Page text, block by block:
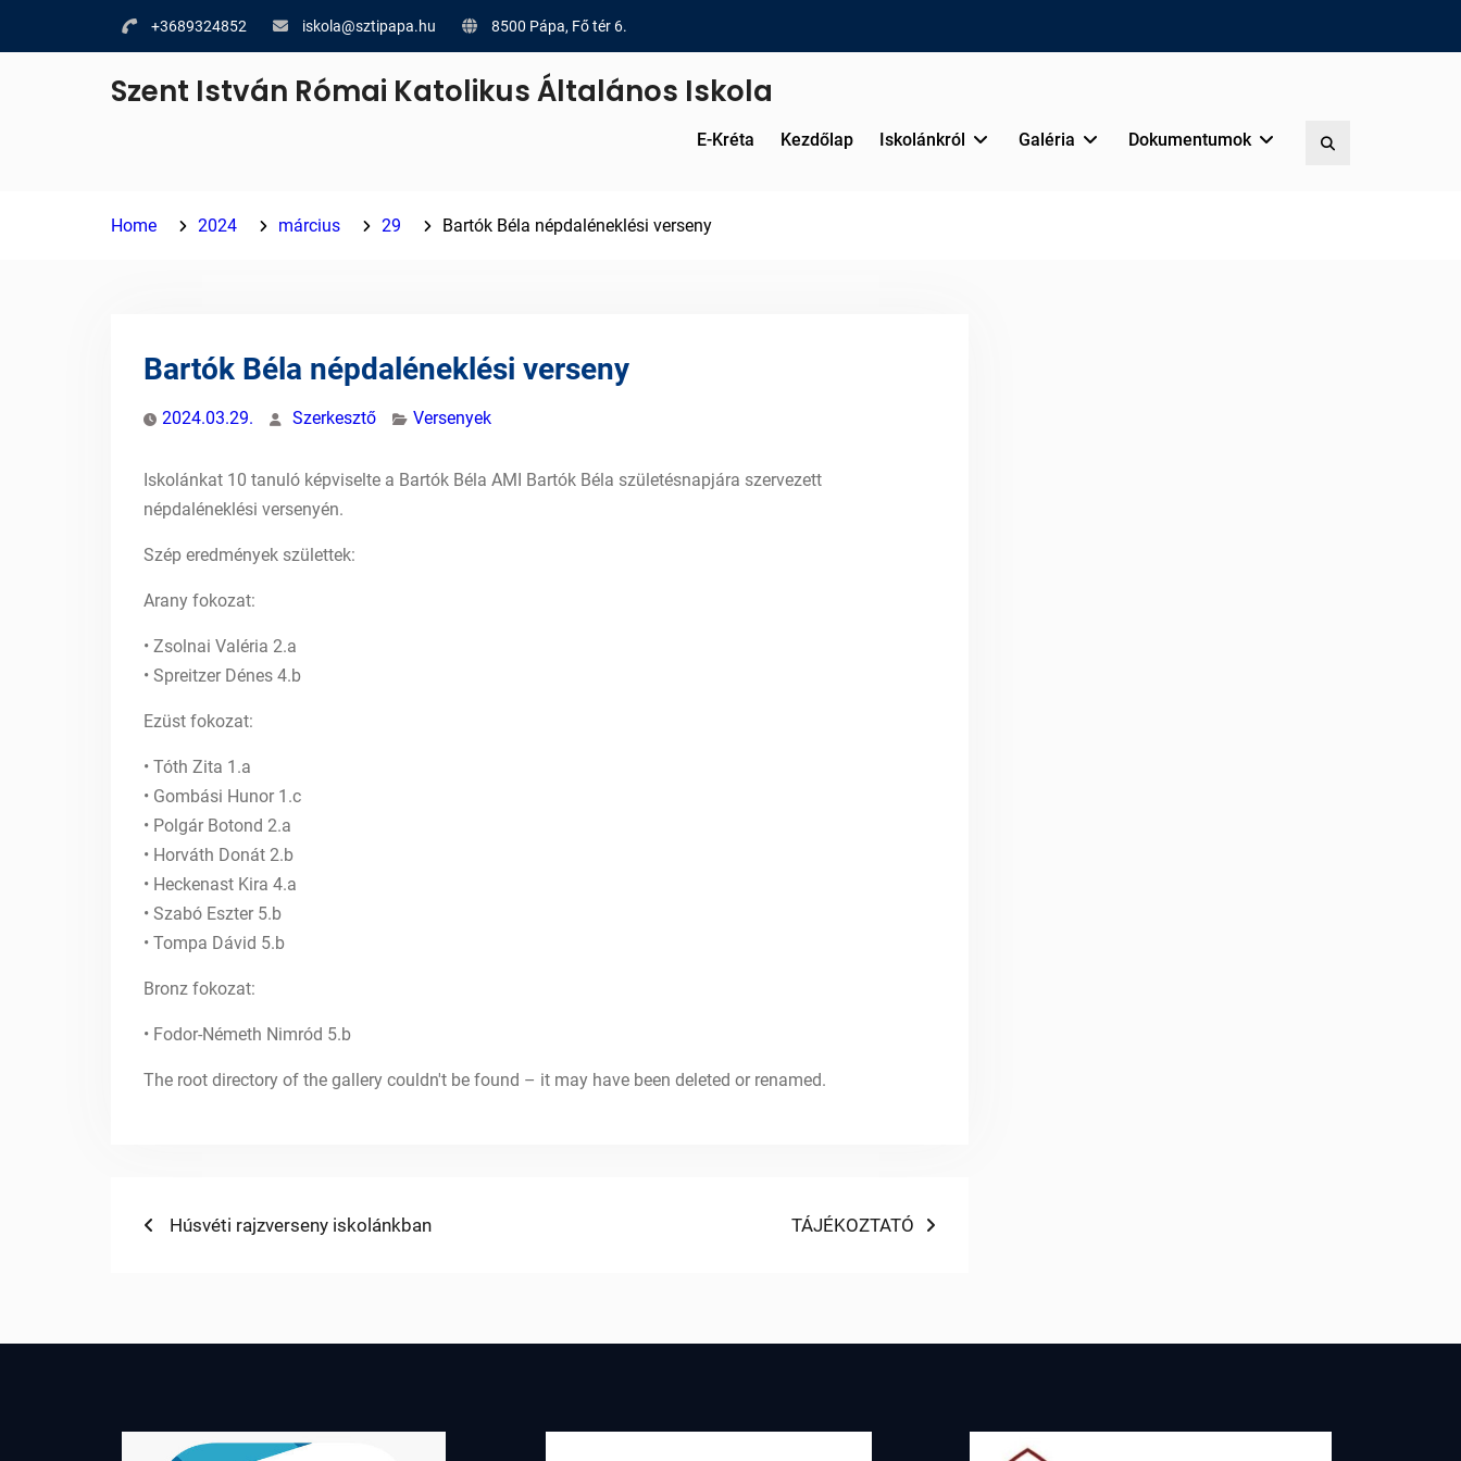
+3689324852 iskola@sztipapa.hu 8500 Pápa, Fő tér 6.
Szent István Római Katolikus Általános Iskola
E-Kréta Kezdőlap Iskolánkról Galéria Dokumentumok
Home 2024 március 29 Bartók Béla népdaléneklési verseny
Bartók Béla népdaléneklési verseny
2024.03.29. Szerkesztő Versenyek
Iskolánkat 10 tanuló képviselte a Bartók Béla AMI Bartók Béla születésnapjára szervezett
népdaléneklési versenyén.
Szép eredmények születtek:
Arany fokozat:
• Zsolnai Valéria 2.a
• Spreitzer Dénes 4.b
Ezüst fokozat:
• Tóth Zita 1.a
• Gombási Hunor 1.c
• Polgár Botond 2.a
• Horváth Donát 2.b
• Heckenast Kira 4.a
• Szabó Eszter 5.b
• Tompa Dávid 5.b
Bronz fokozat:
• Fodor-Németh Nimród 5.b
The root directory of the gallery couldn't be found – it may have been deleted or renamed.
Bejegyzés
Previous
Húsvéti rajzverseny iskolánkban
Next
TÁJÉKOZTATÓ